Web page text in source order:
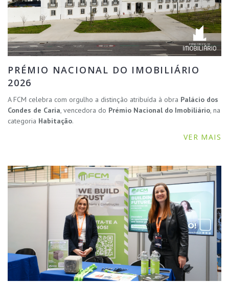
PRÉMIO NACIONAL DO IMOBILIÁRIO
2026
A FCM celebra com orgulho a distinção atribuída à obra Palácio dos
Condes de Caria, vencedora do Prémio Nacional do Imobiliário, na
categoria Habitação.
VER MAIS